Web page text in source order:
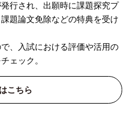
行され、出願時に課題探究プ
題論文免除などの特典を受け
、入試における評価や活用の
ェック。
こちら